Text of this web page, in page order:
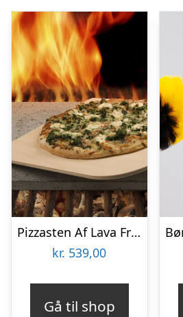
Pizzasten Af Lava Fra Etna
kr. 539,00
Gå til shop